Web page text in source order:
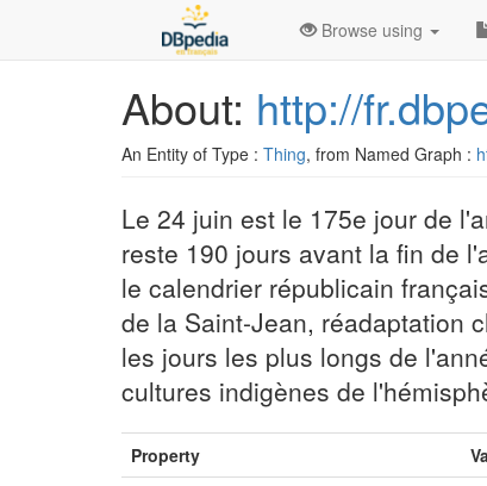
Browse using
About: http://
An Entity of Type : Thing, from Named Graph :
Le 24 juin est le 175e jour de
reste 190 jours avant la fin de
le calendrier républicain
de la Saint-Jean, réadaptation
les jours les plus longs de
cultures indigènes de
Property